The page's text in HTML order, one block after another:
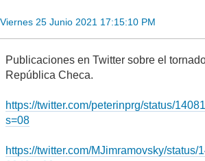
Viernes 25 Junio 2021 17:15:10 PM
Publicaciones en Twitter sobre el
República Checa.
https://twitter.com/peterinprg/status/
s=08
https://twitter.com/MJimramovsky/